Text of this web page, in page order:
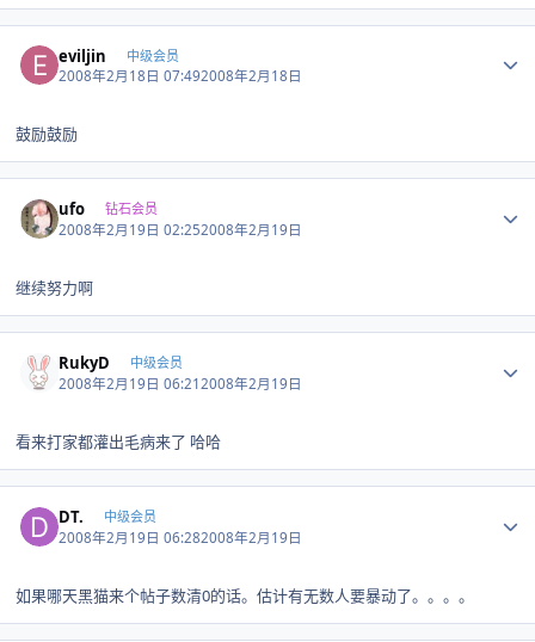
eviljin 中级会员
2008年2月18日 07:492008年2月18日
鼓励鼓励
ufo 钻石会员
2008年2月19日 02:252008年2月19日
继续努力啊
RukyD 中级会员
2008年2月19日 06:212008年2月19日
看来打家都灌出毛病来了 哈哈
DT. 中级会员
2008年2月19日 06:282008年2月19日
如果哪天黑猫来个帖子数清0的话。估计有无数人要暴动了。。。。